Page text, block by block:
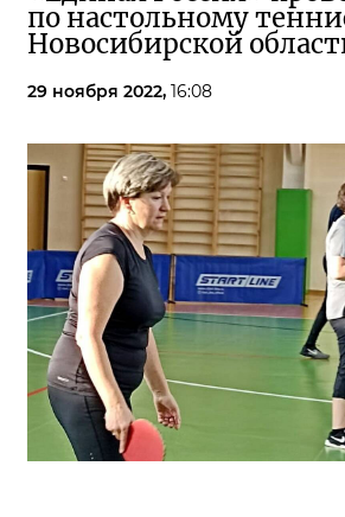
по настольному
Новосибирской
29 ноября 2022, 16:08